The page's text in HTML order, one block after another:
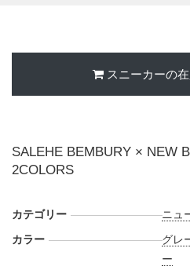
スニーカーの
SALEHE BEMBURY × NEW
2COLORS
カテゴリー ニュ
カラー
グレ
ー